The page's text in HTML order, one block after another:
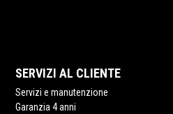
SERVIZI AL CLIENTE
Servizi e manutenzione
Garanzia 4 anni